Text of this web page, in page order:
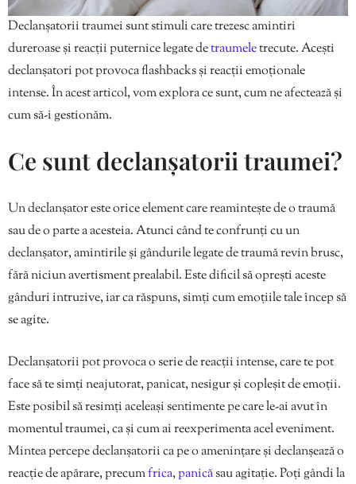
Declanșatorii traumei sunt stimuli care trezesc amintiri
dureroase și reacții puternice legate detraumeletrecute. Acești
declanșatori pot provoca flashbacks și reacții emoționale
intense. În acest articol, vom explora ce sunt, cum ne afectează și
cum să-i gestionăm.
Ce sunt declanșatorii traumei?
Un declanșator este orice element care reamintește de o traumă
sau de o parte a acesteia. Atunci când te confrunți cu un
declanșator, amintirile și gândurile legate de traumă revin brusc,
fără niciun avertisment prealabil. Este dificil să oprești aceste
gânduri intruzive, iar ca răspuns, simți cum emoțiile tale încep să
se agite.
Declanșatorii pot provoca o serie de reacții intense, care te pot
face să te simți neajutorat, panicat, nesigur și copleșit de emoții.
Este posibil să resimți aceleași sentimente pe care le-ai avut în
momentul traumei, ca și cum ai reexperimenta acel eveniment.
Mintea percepe declanșatorii ca pe o amenințare și declanșează o
reacție de apărare, precumfrica,panicăsau agitație. Poți gândi la